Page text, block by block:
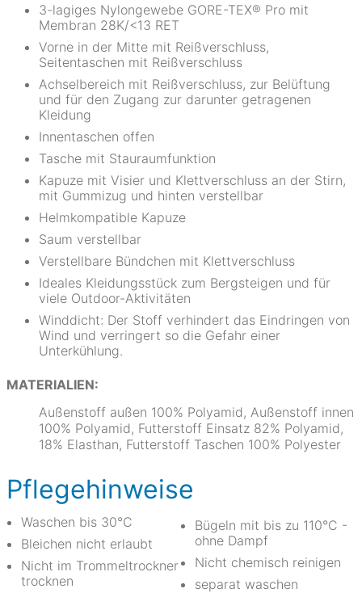
3-lagiges Nylongewebe GORE-TEX® Pro mit
Membran 28K/<13 RET
Vorne in der Mitte mit Reißverschluss,
Seitentaschen mit Reißverschluss
Achselbereich mit Reißverschluss, zur Belüftung
und für den Zugang zur darunter getragenen
Kleidung
Innentaschen offen
Tasche mit Stauraumfunktion
Kapuze mit Visier und Klettverschluss an der Stirn,
mit Gummizug und hinten verstellbar
Helmkompatible Kapuze
Saum verstellbar
Verstellbare Bündchen mit Klettverschluss
Ideales Kleidungsstück zum Bergsteigen und für
viele Outdoor-Aktivitäten
Winddicht: Der Stoff verhindert das Eindringen von
Wind und verringert so die Gefahr einer
Unterkühlung.
MATERIALIEN:
Außenstoff außen 100% Polyamid, Außenstoff innen
100% Polyamid, Futterstoff Einsatz 82% Polyamid,
18% Elasthan, Futterstoff Taschen 100% Polyester
Pflegehinweise
Waschen bis 30°C
Bleichen nicht erlaubt
Nicht im Trommeltrockner
trocknen
Bügeln mit bis zu 110°C -
ohne Dampf
Nicht chemisch reinigen
separat waschen